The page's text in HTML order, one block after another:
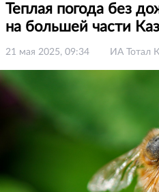
Теплая погода без
на большей части
21 мая 2025, 09:34 ИА Тотал